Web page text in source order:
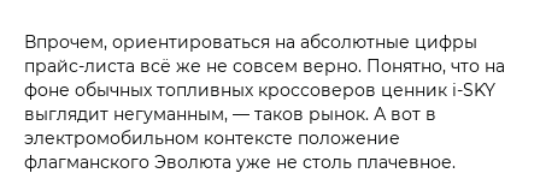
Впрочем, ориентироваться на абсолютные цифры
прайс-листа всё же не совсем верно. Понятно, что на
фоне обычных топливных кроссоверов ценник i‑SKY
выглядит негуманным, — таков рынок. А вот в
электромобильном контексте положение
флагманского Эволюта уже не столь плачевное.